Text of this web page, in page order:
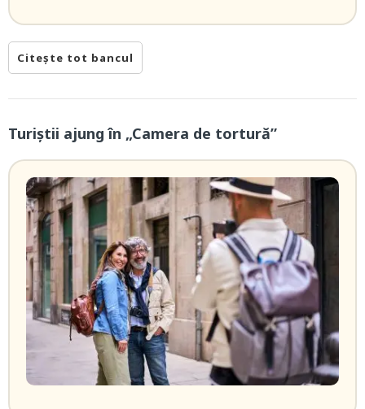
Citește tot bancul
Turiștii ajung în „Camera de tortură”